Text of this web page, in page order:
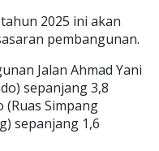
2025 ini akan
pembangunan.
Jalan Ahmad Yani
sepanjang 3,8
(Ruas Simpang
sepanjang 1,6